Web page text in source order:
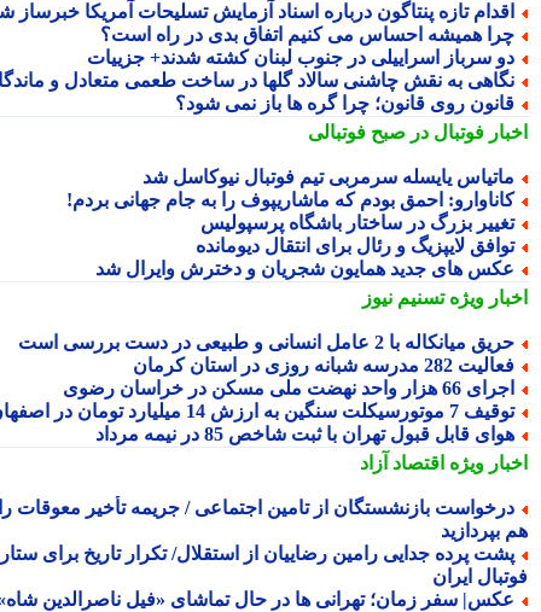
تازه پنتاگون درباره اسناد آزمایش تسلیحات آمریکا خبرساز شد
همیشه احساس می کنیم اتفاق بدی در راه است؟
سرباز اسراییلی در جنوب لبنان کشته شدند+ جزییات
به نقش چاشنی سالاد گلها در ساخت طعمی متعادل و ماندگار
روی قانون؛ چرا گره ها باز نمی شود؟
فوتبال در صبح فوتبالی
یایسله سرمربی تیم فوتبال نیوکاسل شد
احمق بودم که ماشاریپوف را به جام جهانی بردم!
بزرگ در ساختار باشگاه پرسپولیس
لایپزیگ و رئال برای انتقال دیومانده
های جدید همایون شجریان و دخترش وایرال شد
ویژهتسنیم نیوز
میانکاله با 2 عامل انسانی و طبیعی در دست بررسی است
282 مدرسه شبانه روزی در استان کرمان
66 هزار واحد نهضت ملی مسکن در خراسان رضوی
7 موتورسیکلت سنگین به ارزش 14 میلیارد تومان در اصفهان
قابل قبول تهران با ثبت شاخص 85 در نیمه مرداد
ویژهاقتصاد آزاد
بازنشستگان از تامین اجتماعی / جریمه تأخیر معوقات را
بپردازید
پرده جدایی رامین رضاییان از استقلال/ تکرار تاریخ برای ستاره
ایران
سفر زمان؛ تهرانی ها در حال تماشای «فیل ناصرالدین شاه»؛